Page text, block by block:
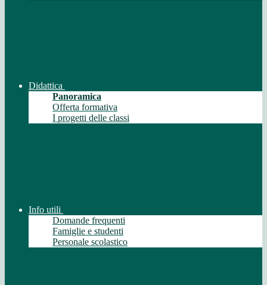
Didattica
Panoramica
Offerta formativa
I progetti delle classi
Info utili
Domande frequenti
Famiglie e studenti
Personale scolastico